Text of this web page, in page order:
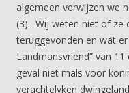
algemeen verwijzen we
(3). Wij weten niet of ze
teruggevonden en wat
Landmansvriend” van
geval niet mals voor
verachtelyken